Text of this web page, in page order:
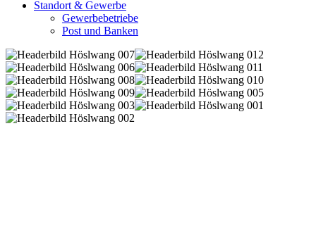
Standort & Gewerbe
Gewerbebetriebe
Post und Banken